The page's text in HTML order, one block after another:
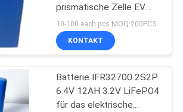
Batterie
prismatische Zelle EV
und ESS
10-100 each pcs MOQ:200PCS
KONTAKT
Batterie IFR32700 2S2P
6.4V 12AH 3.2V LiFePO4
für das elektrische